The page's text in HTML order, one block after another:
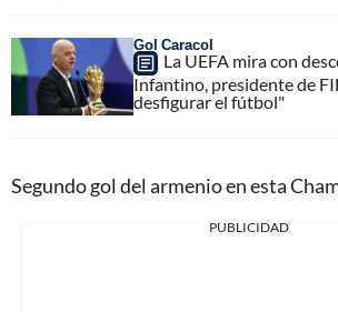
Gol Caracol
La UEFA mira con
Infantino, presidente de
desfigurar el fútbol"
Segundo gol del armenio en esta
PUBLICIDAD